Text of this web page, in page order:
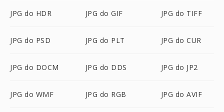
JPG do HDR JPG do GIF JPG do TIFF
JPG do PSD JPG do PLT JPG do CUR
JPG do DOCM JPG do DDS JPG do JP2
JPG do WMF JPG do RGB JPG do AVIF